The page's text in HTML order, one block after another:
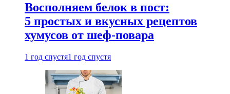
Восполняем белок в пост:
5 простых и вкусных рецептов
хумусов от шеф-повара
1 год спустя1 год спустя